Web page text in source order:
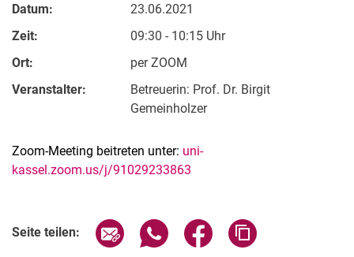
Datum:
23.06.2021
Zeit:
09:30 - 10:15 Uhr
Ort:
per ZOOM
Veranstalter:
Betreuerin: Prof. Dr. Birgit
Gemeinholzer
Zoom-Meeting beitreten unter: uni-
kassel.zoom.us/j/91029233863
Seite teilen: Seite über E-Mail teilen
Seite über WhatsApp teilen
Seite über Facebook